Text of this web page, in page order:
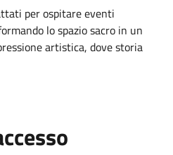
per ospitare eventi
lo spazio sacro in un
artistica, dove storia